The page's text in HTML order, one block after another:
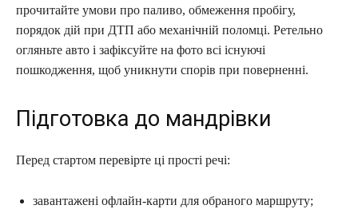
прочитайте умови про паливо, обмеження пробігу,
порядок дій при ДТП або механічній поломці. Ретельно
огляньте авто і зафіксуйте на фото всі існуючі
пошкодження, щоб уникнути спорів при поверненні.
Підготовка до мандрівки
Перед стартом перевірте ці прості речі:
завантажені офлайн-карти для обраного маршруту;